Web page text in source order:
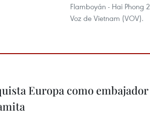
Flamboyán - Hai Phong
Voz de Vietnam (VOV).
Europa como embajador